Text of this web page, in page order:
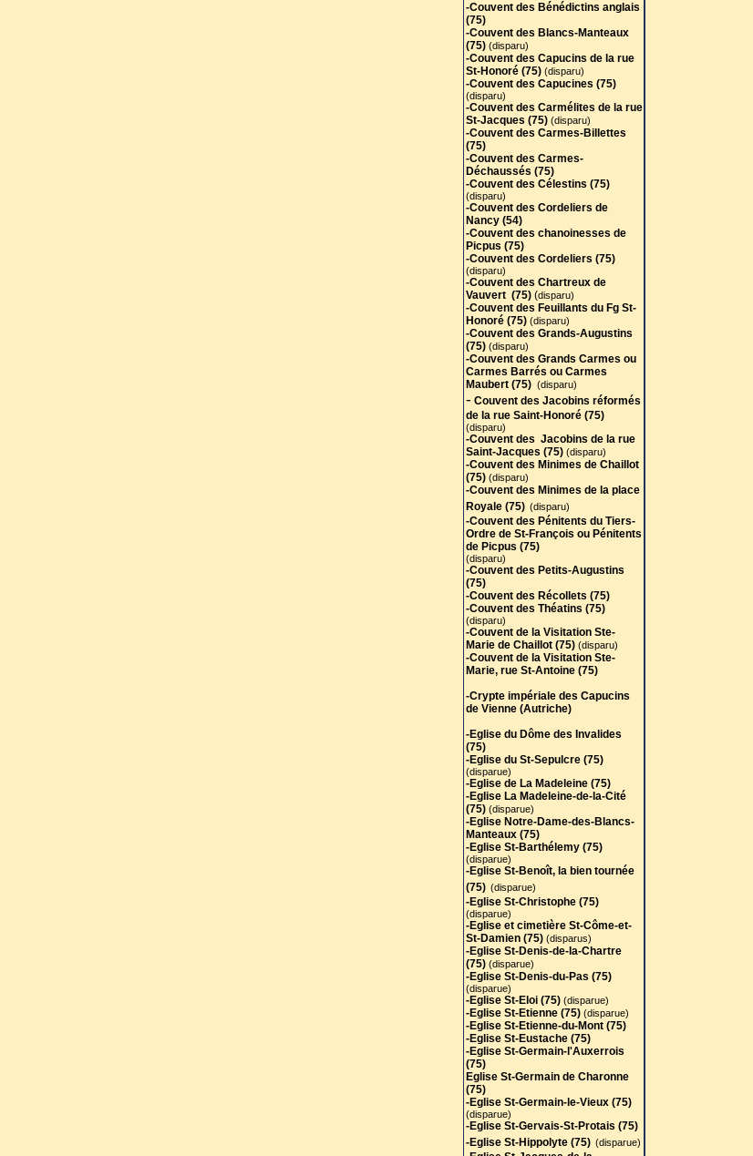
-Couvent des Bénédictins anglais
(75)
-Couvent des Blancs-Manteaux
(75) (disparu)
-Couvent des Capucins de la rue
St-Honoré (75) (disparu)
-Couvent des Capucines (75)
(disparu)
-Couvent des Carmélites de la rue
St-Jacques (75) (disparu)
-Couvent des Carmes-Billettes
(75)
-Couvent des Carmes-
Déchaussés (75)
-Couvent des Célestins (75)
(disparu)
-Couvent des Cordeliers de
Nancy (54)
-Couvent des chanoinesses de
Picpus (75)
-Couvent des Cordeliers (75)
(disparu)
-Couvent des Chartreux de
Vauvert (75) (disparu)
-Couvent des Feuillants du Fg St-
Honoré (75) (disparu)
-Couvent des Grands-Augustins
(75) (disparu)
-Couvent des Grands Carmes ou
Carmes Barrés ou Carmes
Maubert (75) (disparu)
- Couvent des Jacobins réformés
de la rue Saint-Honoré (75)
(disparu)
-Couvent des Jacobins de la rue
Saint-Jacques (75) (disparu)
-Couvent des Minimes de Chaillot
(75) (disparu)
-Couvent des Minimes de la place
Royale (75) (disparu)
-Couvent des Pénitents du Tiers-
Ordre de St-François ou Pénitents
de Picpus (75)
(disparu)
-Couvent des Petits-Augustins
(75)
-Couvent des Récollets (75)
-Couvent des Théatins (75)
(disparu)
-Couvent de la Visitation Ste-
Marie de Chaillot (75)(disparu)
-Couvent de la Visitation Ste-
Marie, rue St-Antoine (75)
-Crypte impériale des Capucins
de Vienne (Autriche)
-Eglise du Dôme des Invalides
(75)
-Eglise du St-Sepulcre (75)
(disparue)
-Eglise de La Madeleine (75)
-Eglise La Madeleine-de-la-Cité
(75) (disparue)
-Eglise Notre-Dame-des-Blancs-
Manteaux (75)
-Eglise St-Barthélemy (75)
(disparue)
-Eglise St-Benoît, la bien tournée
(75) (disparue)
-Eglise St-Christophe (75)
(disparue)
-Eglise et cimetière St-Côme-et-
St-Damien (75) (disparus)
-Eglise St-Denis-de-la-Chartre
(75) (disparue)
-Eglise St-Denis-du-Pas (75)
(disparue)
-Eglise St-Eloi (75)(disparue)
-Eglise St-Etienne (75) (disparue)
-Eglise St-Etienne-du-Mont (75)
-Eglise St-Eustache (75)
-Eglise St-Germain-l'Auxerrois
(75)
Eglise St-Germain de Charonne
(75)
-Eglise St-Germain-le-Vieux (75)
(disparue)
-Eglise St-Gervais-St-Protais (75)
-Eglise St-Hippolyte (75) (disparue)